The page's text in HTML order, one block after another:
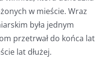
w mieście. Wraz
była jednym
przetrwał do końca lat
lat dłużej.